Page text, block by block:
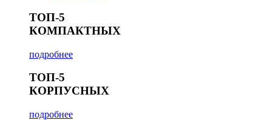
ТОП-5
КОМПАКТНЫХ
подробнее
ТОП-5
КОРПУСНЫХ
подробнее